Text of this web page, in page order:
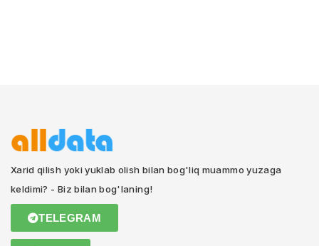
Xarid qilish yoki yuklab olish bilan bog'liq muammo yuzaga
keldimi? - Biz bilan bog'laning!
TELEGRAM